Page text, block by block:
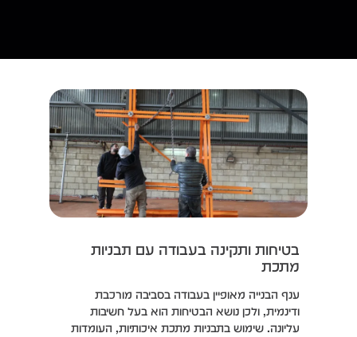
בטיחות ותקינה בעבודה עם תבניות
מתכת
ענף הבנייה מאופיין בעבודה בסביבה מורכבת
ודינמית, ולכן נושא הבטיחות הוא בעל חשיבות
עליונה. שימוש בתבניות מתכת איכותיות, העומדות